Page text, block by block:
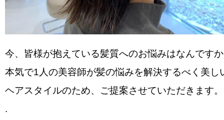
今、皆様が抱えている髪質へのお悩みはなんです
本気で1人の美容師が髪の悩みを解決するべく美し
ヘアスタイルのため、ご提案させていただきます。
.